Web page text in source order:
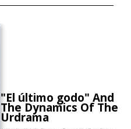
"El último godo" And
The Dynamics Of The
Urdrama